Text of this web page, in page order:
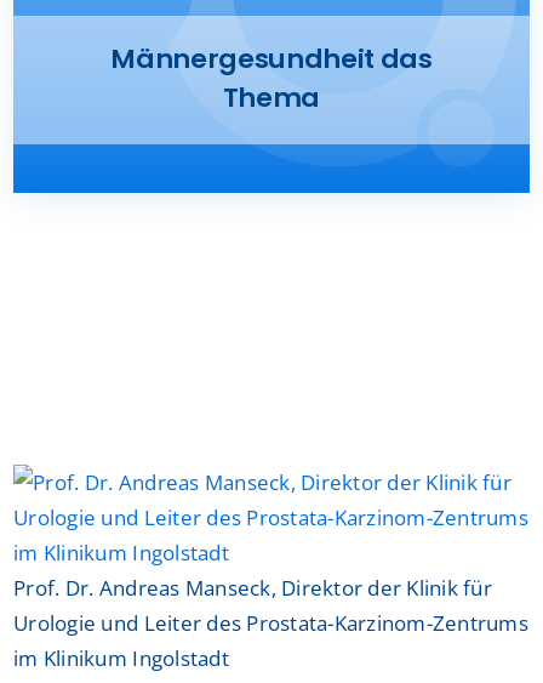
Presse
Männergesundheit das
Thema
Prof. Dr. Andreas Manseck, Direktor der Klinik für
Urologie und Leiter des Prostata-Karzinom-Zentrums
im Klinikum Ingolstadt